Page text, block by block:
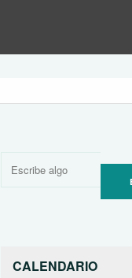
Buscar
CALENDARIO